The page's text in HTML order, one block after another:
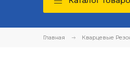
Главная Кварцевые